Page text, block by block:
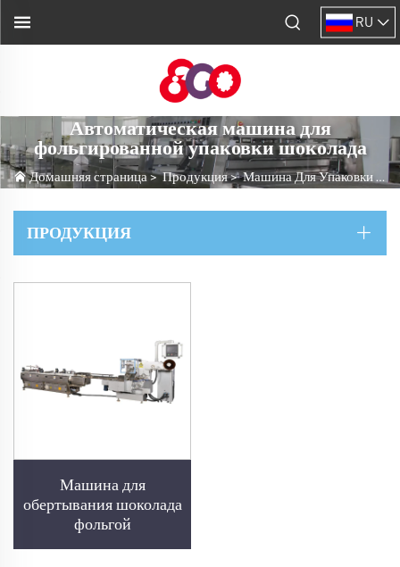
RU
Автоматическая машина для
фольгированной упаковки шоколада
Домашняя страница>Продукция>Машина Для Упаковки Конфет, Жевательной Резинки И Шоколада
ПРОДУКЦИЯ
Машина для
обертывания шоколада
фольгой